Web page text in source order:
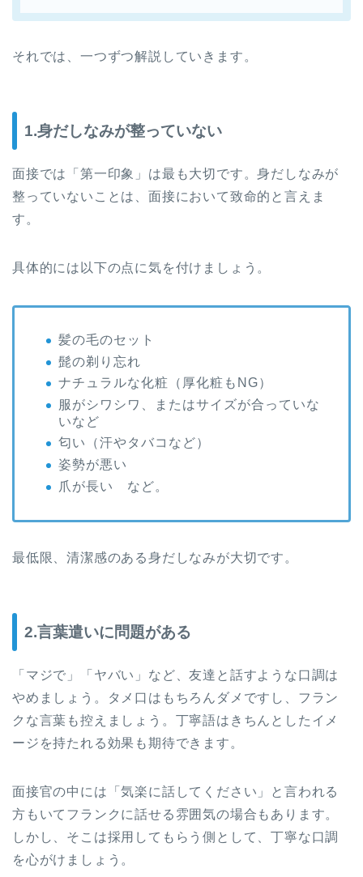
それでは、一つずつ解説していきます。
1.身だしなみが整っていない
面接では「第一印象」は最も大切です。身だしなみが
整っていないことは、面接において致命的と言えま
す。
具体的には以下の点に気を付けましょう。
髪の毛のセット
髭の剃り忘れ
ナチュラルな化粧（厚化粧もNG）
服がシワシワ、またはサイズが合っていな
いなど
匂い（汗やタバコなど）
姿勢が悪い
爪が長い など。
最低限、清潔感のある身だしなみが大切です。
2.言葉遣いに問題がある
「マジで」「ヤバい」など、友達と話すような口調は
やめましょう。タメ口はもちろんダメですし、フラン
クな言葉も控えましょう。丁寧語はきちんとしたイメ
ージを持たれる効果も期待できます。
面接官の中には「気楽に話してください」と言われる
方もいてフランクに話せる雰囲気の場合もあります。
しかし、そこは採用してもらう側として、丁寧な口調
を心がけましょう。